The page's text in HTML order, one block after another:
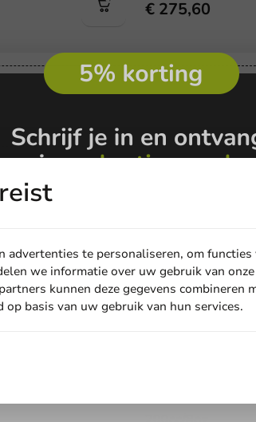
€ 275,60
Voor 13u besteld,
Full Colour
Koffiebekers
advertenties te personaliseren, om
we informatie over uw gebruik van
kunnen deze gegevens combineren
basis van uw gebruik van hun services.